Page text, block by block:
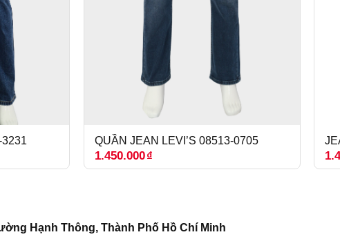
QUẦN JEAN LEVI’S 08513-0705
1.450.000₫
Hạnh Thông, Thành Phố Hồ Chí Minh